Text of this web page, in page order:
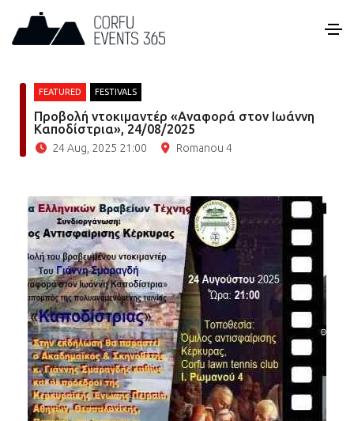
FEATURED FESTIVALS
Προβολή ντοκιμαντέρ «Αναφορά στον Ιωάννη
Καποδίστρια», 24/08/2025
24 Aug, 2025 21:00 Romanou 4